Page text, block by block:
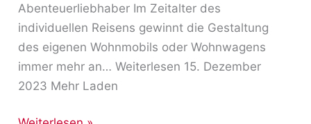
Abenteuerliebhaber Im Zeitalter des
individuellen Reisens gewinnt die Gestaltung
des eigenen Wohnmobils oder Wohnwagens
immer mehr an… Weiterlesen 15. Dezember
2023 Mehr Laden